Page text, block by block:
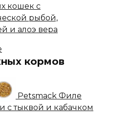
кошек с
рыбой,
и алоэ вера
кормов
Petsmack Филе
с тыквой и кабачком